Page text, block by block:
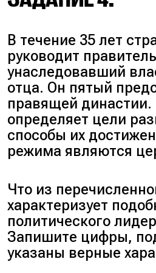
руководства, а
легитимации.
Да.
лидерство —
способность
лица
и решающее
общество,
организацию,
ключевые
Да. Лидеры
в зависимости
Пояснение
Нет. Лидер,
задании,
губернатором
указывает на
характер его
лидеры, в
страны.
Да.
лидерство
уважение прав
граждан,
В течение 35 лет
руководит
унаследовавший
отца. Он пятый
правящей
определяет цели
способы их
режима являются
Что из
характеризует
политического
Запишите цифры,
указаны верные